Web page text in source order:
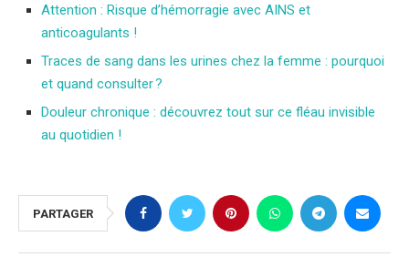
Attention : Risque d’hémorragie avec AINS et
anticoagulants !
Traces de sang dans les urines chez la femme : pourquoi
et quand consulter ?
Douleur chronique : découvrez tout sur ce fléau invisible
au quotidien !
PARTAGER